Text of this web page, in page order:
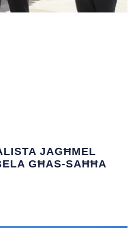
JAGĦMEL
GĦAS-SAĦĦA